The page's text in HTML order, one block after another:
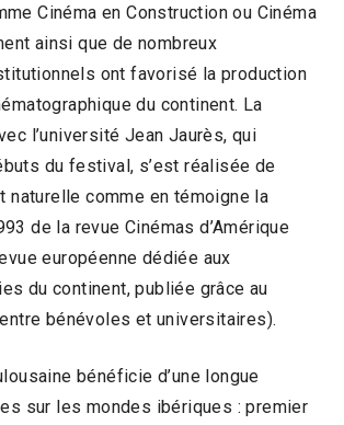
Cinéma en Construction ou Cinéma
ainsi que de nombreux
ont favorisé la production
du continent. La
l’université Jean Jaurès, qui
du festival, s’est réalisée de
naturelle comme en témoigne la
de la revue Cinémas d’Amérique
européenne dédiée aux
du continent, publiée grâce au
bénévoles et universitaires).
bénéficie d’une longue
sur les mondes ibériques : premier